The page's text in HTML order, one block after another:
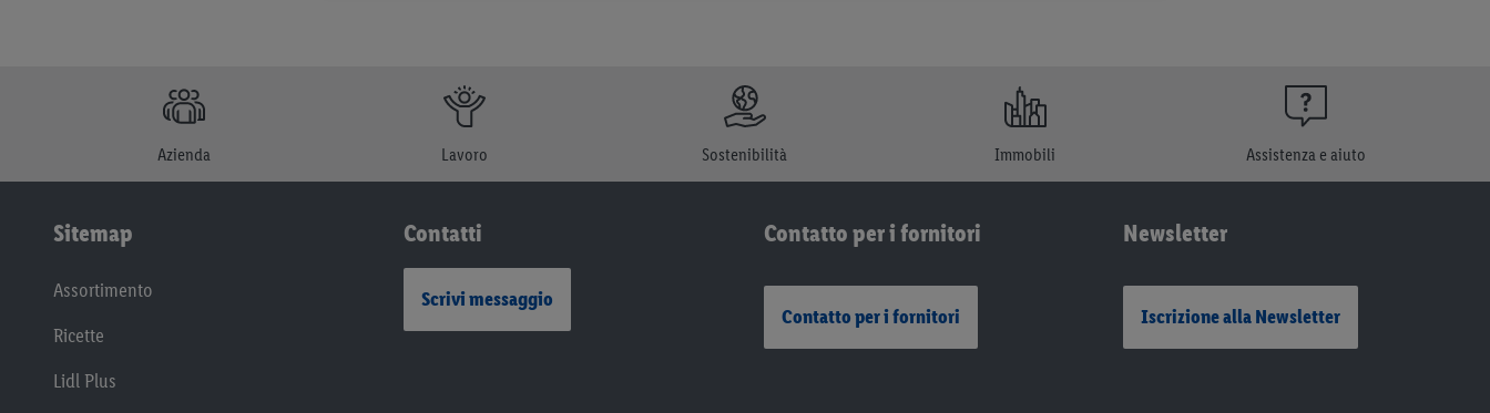
Azienda Lavoro Sostenibilità Immobili Assistenza e aiuto
Sitemap
Assortimento
Ricette
Lidl Plus
Contatti
Scrivi messaggio
Contatto per i fornitori
Contatto per i fornitori
Newsletter
Iscrizione alla Newsletter